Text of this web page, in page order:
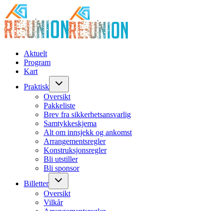
Aktuelt
Program
Kart
Praktisk
Oversikt
Pakkeliste
Brev fra sikkerhetsansvarlig
Samtykkeskjema
Alt om innsjekk og ankomst
Arrangementsregler
Konstruksjonsregler
Bli utstiller
Bli sponsor
Billetter
Oversikt
Vilkår